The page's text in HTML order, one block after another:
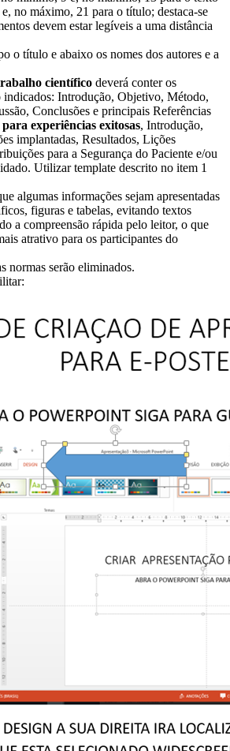
no máximo, 21 para o título; destaca-se
devem estar legíveis a uma distância
o título e abaixo os nomes dos autores e a
científico deverá conter os
indicados: Introdução, Objetivo, Método,
Conclusões e principais Referências
experiências exitosas, Introdução,
implantadas, Resultados, Lições
para a Segurança do Paciente e/ou
Utilizar template descrito no item 1
algumas informações sejam apresentadas
figuras e tabelas, evitando textos
a compreensão rápida pelo leitor, o que
atrativo para os participantes do
normas serão eliminados.